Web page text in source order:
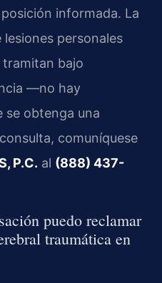
informada. La
personales
tramitan bajo
—no hay
se obtenga una
comuníquese
P.C. al (888) 437-
puedo reclamar
traumática en